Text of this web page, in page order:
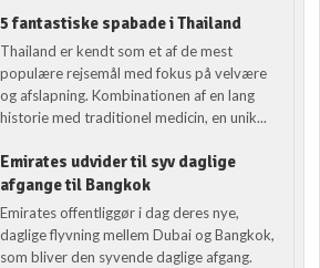
5 fantastiske spabade i Thailand
Thailand er kendt som et af de mest
populære rejsemål med fokus på velvære
og afslapning. Kombinationen af en lang
historie med traditionel medicin, en unik...
Emirates udvider til syv daglige
afgange til Bangkok
Emirates offentliggør i dag deres nye,
daglige flyvning mellem Dubai og Bangkok,
som bliver den syvende daglige afgang.